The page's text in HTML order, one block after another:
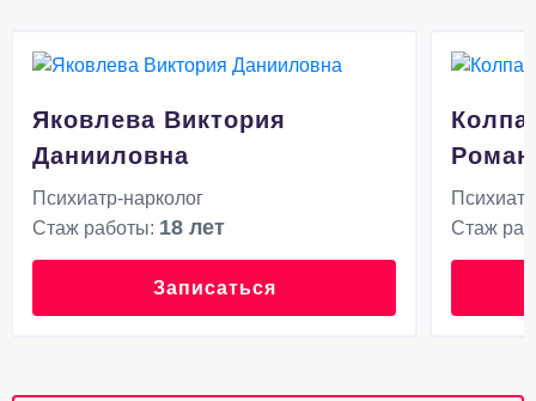
Яковлева Виктория
Данииловна
Психиатр-нарколог
Стаж работы: 18 лет
Записаться
Стаж